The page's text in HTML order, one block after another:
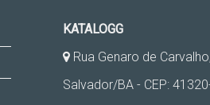
KATALOGG
Rua Genaro de
Salvador/BA - CEP: